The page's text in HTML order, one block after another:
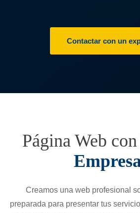
Contactar con un
Página Web
Creamos una web profesional
preparada para presentar tus